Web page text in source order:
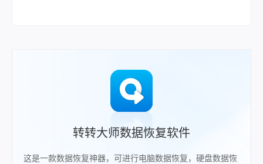
转转大师数据恢复软件
这是一款数据恢复神器，可进行电脑数据恢复，硬盘数据恢